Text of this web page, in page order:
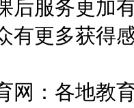
后服务更加
有更多获得
：各地教育